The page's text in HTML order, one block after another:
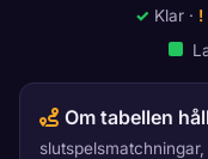
✓ Klar · !
Om tabellen